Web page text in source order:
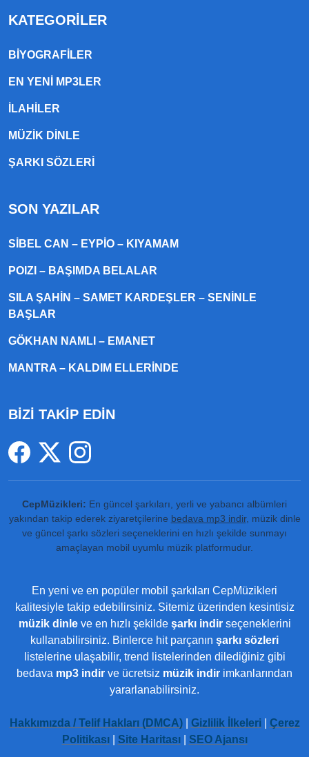
KATEGORILER
BIYOGRAFILER
EN YENI MP3LER
ILAHILER
MÜZIK DINLE
ŞARKI SÖZLERI
SON YAZILAR
SIBEL CAN – EYPIO – KIYAMAM
POIZI – BAŞIMDA BELALAR
SILA ŞAHIN – SAMET KARDEŞLER – SENINLE
BAŞLAR
GÖKHAN NAMLI – EMANET
MANTRA – KALDIM ELLERINDE
BİZİ TAKİP EDİN
CepMüzikleri: En güncel şarkıları, yerli ve yabancı albümleri
yakından takip ederek ziyaretçilerine bedava mp3 indir, müzik dinle
ve güncel şarkı sözleri seçeneklerini en hızlı şekilde sunmayı
amaçlayan mobil uyumlu müzik platformudur.
En yeni ve en popüler mobil şarkıları CepMüzikleri
kalitesiyle takip edebilirsiniz. Sitemiz üzerinden kesintisiz
müzik dinleve en hızlı şekilde şarkı indirseçeneklerini
kullanabilirsiniz. Binlerce hit parçanın şarkı sözleri
listelerine ulaşabilir, trend listelerinden dilediğiniz gibi
bedava mp3 indir ve ücretsiz müzik indir imkanlarından
yararlanabilirsiniz.
Hakkımızda / Telif Hakları (DMCA)| Gizlilik İlkeleri| Çerez
Politikası| Site Haritası| SEO Ajansı